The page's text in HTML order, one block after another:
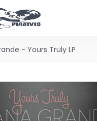
- Yours Truly LP